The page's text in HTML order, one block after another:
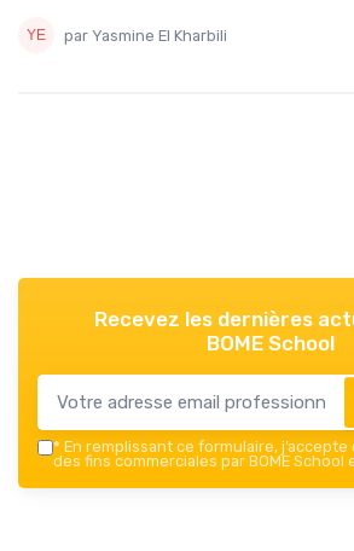
par Yasmine El Kharbili
Recevez les dernières
BOME School
* En remplissant ce formulaire, j’accepte
des fins commerciales par BOME School